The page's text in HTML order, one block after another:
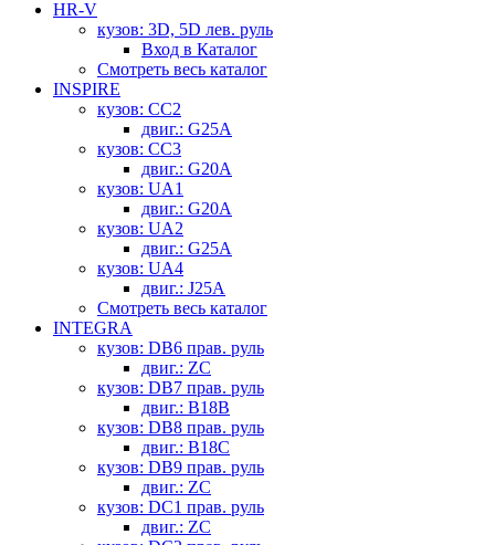
HR-V
кузов: 3D, 5D лев. руль
Вход в Каталог
Смотреть весь каталог
INSPIRE
кузов: CC2
двиг.: G25A
кузов: CC3
двиг.: G20A
кузов: UA1
двиг.: G20A
кузов: UA2
двиг.: G25A
кузов: UA4
двиг.: J25A
Смотреть весь каталог
INTEGRA
кузов: DB6 прав. руль
двиг.: ZC
кузов: DB7 прав. руль
двиг.: B18B
кузов: DB8 прав. руль
двиг.: B18C
кузов: DB9 прав. руль
двиг.: ZC
кузов: DC1 прав. руль
двиг.: ZC